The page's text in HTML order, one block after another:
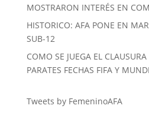
MOSTRARON INTERÉS EN
HISTORICO: AFA PONE EN
SUB-12
COMO SE JUEGA EL
PARATES FECHAS FIFA Y
Tweets by FemeninoAFA